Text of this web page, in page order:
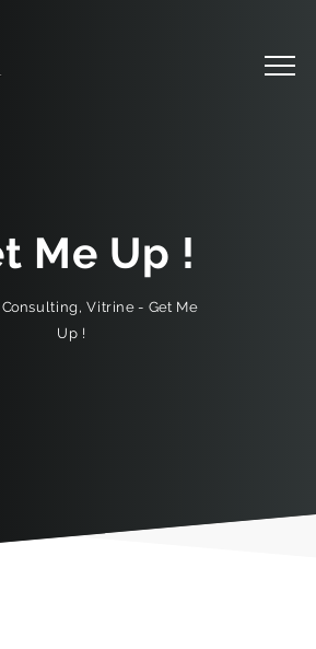
Me Up !
Consulting, Vitrine- Get Me
Up !